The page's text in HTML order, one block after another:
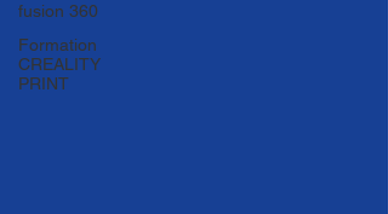
fusion 360
Formation
CREALITY
PRINT